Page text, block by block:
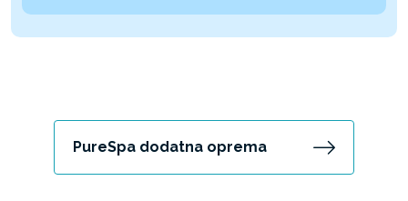
PureSpa dodatna oprema